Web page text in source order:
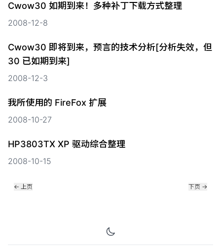
Cwow30 如期到来！多种补丁下载方式整理
2008-12-8
Cwow30 即将到来，预言的技术分析[分析失效，但
30 已如期到来]
2008-12-3
我所使用的 FireFox 扩展
2008-10-27
HP3803TX XP 驱动综合整理
2008-10-15
← 上页 下页 →